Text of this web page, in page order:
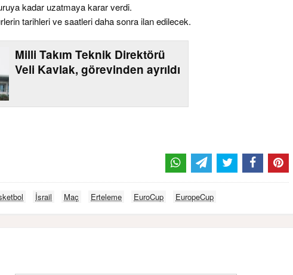
kadar uzatmaya karar verdi.
tarihleri ve saatleri daha sonra ilan edilecek.
Milli Takım Teknik Direktörü
Veli Kavlak, görevinden ayrıldı
İsrail Maç Erteleme EuroCup EuropeCup